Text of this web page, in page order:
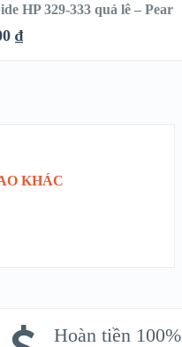
HP 329-333 quả lê – Pear
₫
KHÁC
Hoàn tiền 100%